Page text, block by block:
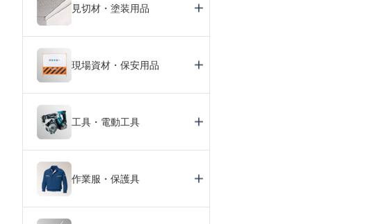
見切材・塗装用品
現場資材・保安用品
工具・電動工具
作業服・保護具